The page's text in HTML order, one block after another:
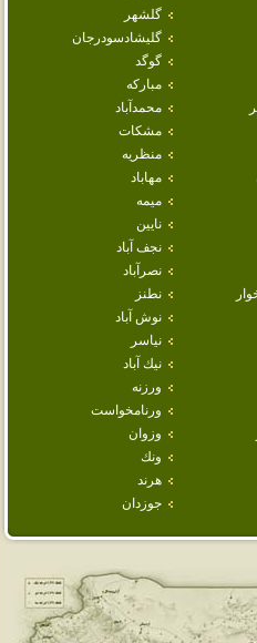
گلشهر
گليشادسودرجان
گوگد
مباركه
محمدآباد
مشكات
منظريه
مهاباد
ميمه
نايين
نجف آباد
نصرآباد
نطنز
نوش آباد
نياسر
نيك آباد
ورزنه
ورنامخواست
وزوان
ونك
هرند
جوزدان